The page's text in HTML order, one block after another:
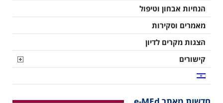
הנחיות אבחון וטיפול
מאמרים וסקירות
הצגות מקרים לדיון
קישורים